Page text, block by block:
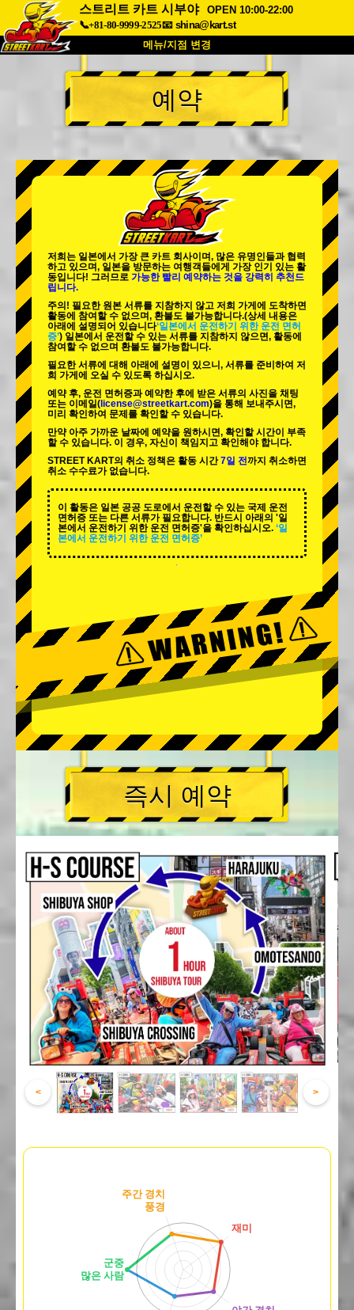
스트리트 카트 시부야
OPEN 10:00-22:00
📞+81-80-9999-2525📧 shina@kart.st
메뉴/지점 변경
최상단
소개 사양 가격
회사 정보 예약
지점 변경
도쿄 시나가와 #1 도쿄 아키하바라#1
도쿄 아키하바라#2
도쿄 시부야 애넥스 도쿄 베이
도쿄 아사쿠사
오키나와
예약
저희는 일본에서 가장 큰 카트 회사이며, 많은 유명인들과 협력
하고 있으며, 일본을 방문하는 여행객들에게 가장 인기 있는 활
동입니다! 그러므로 가능한 빨리 예약하는 것을 강력히 추천드
립니다.
주의! 필요한 원본 서류를 지참하지 않고 저희 가게에 도착하면
활동에 참여할 수 없으며, 환불도 불가능합니다.(상세 내용은
아래에 설명되어 있습니다‘일본에서 운전하기 위한 운전 면허
증’) 일본에서 운전할 수 있는 서류를 지참하지 않으면, 활동에
참여할 수 없으며 환불도 불가능합니다.
필요한 서류에 대해 아래에 설명이 있으니, 서류를 준비하여 저
희 가게에 오실 수 있도록 하십시오.
예약 후, 운전 면허증과 예약한 후에 받은 서류의 사진을 채팅
또는 이메일( license@streetkart.com)을 통해 보내주시면,
미리 확인하여 문제를 확인할 수 있습니다.
만약 아주 가까운 날짜에 예약을 원하시면, 확인할 시간이 부족
할 수 있습니다. 이 경우, 자신이 책임지고 확인해야 합니다.
STREET KART의 취소 정책은 활동 시간7일 전까지 취소하면
취소 수수료가 없습니다.
이 활동은 일본 공공 도로에서 운전할 수 있는 국제 운전
면허증 또는 다른 서류가 필요합니다. 반드시 아래의 '일
본에서 운전하기 위한 운전 면허증'을 확인하십시오. ‘일
본에서 운전하기 위한 운전 면허증’
즉시 예약
< >